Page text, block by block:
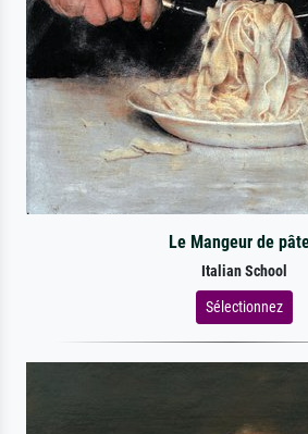
Le Mangeur de
Italian School
Sélectionnez